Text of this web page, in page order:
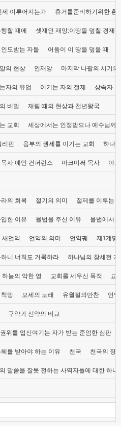
제 이루어지는가 휴거를준비하기위한 환
할 때에 셋재인 재앙:이땅을 덮칠 경제
도받는 자들 어둠이 이 땅을 덮을 때
의 현상 인재앙 마지막 나팔의 시기와
자의 유업 이기는 자의 절제 상속자
비밀 재림 때의 현상과 천년왕국
교회 세상에서는 인정받으나 예수님께
리핀 음부의 권세를 이기는 교회 하나
사 예언 컨퍼런스 마크미써 목사 아
의 회복 절기의 의미 절제를 이루는
한 이유 율법을 주신 이유 율법에서
새언약 언약의 의미 언약궤 제1계명
니 너희도 거룩하라 하나님의 창세전 계
하늘의 악한 영 교회를 세우신 목적 교
책망 모세의 노래 유월절의만찬 언
구약과 신약의 비교
위를 업신여기는 자가 받는 준엄한 심판
혜를 받아야 하는 이유 천국 천국의 장
말씀을 잘못 전하는 사역자들에 대한 하나